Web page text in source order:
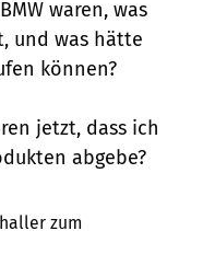
waren, was
und was hätte
können?
jetzt, dass ich
abgebe?
zum